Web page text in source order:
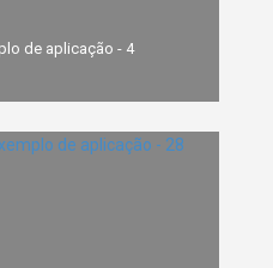
de aplicação - 4